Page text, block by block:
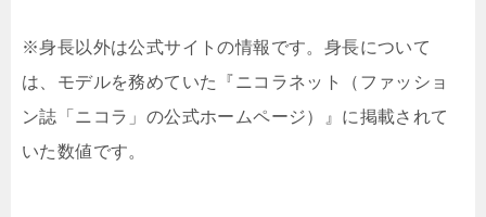
※身長以外は公式サイトの情報です。身長について
は、モデルを務めていた『ニコラネット（ファッショ
ン誌「ニコラ」の公式ホームページ）』に掲載されて
いた数値です。